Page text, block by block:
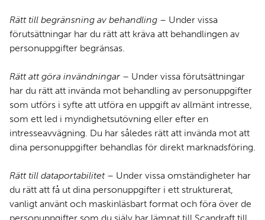
Rätt till begränsning av behandling – Under vissa
förutsättningar har du rätt att kräva att behandlingen av
personuppgifter begränsas.
Rätt att göra invändningar – Under vissa förutsättningar
har du rätt att invända mot behandling av personuppgifter
som utförs i syfte att utföra en uppgift av allmänt intresse,
som ett led i myndighetsutövning eller efter en
intresseavvägning. Du har således rätt att invända mot att
dina personuppgifter behandlas för direkt marknadsföring.
Rätt till dataportabilitet– Under vissa omständigheter har
du rätt att få ut dina personuppgifter i ett strukturerat,
vanligt använt och maskinläsbart format och föra över de